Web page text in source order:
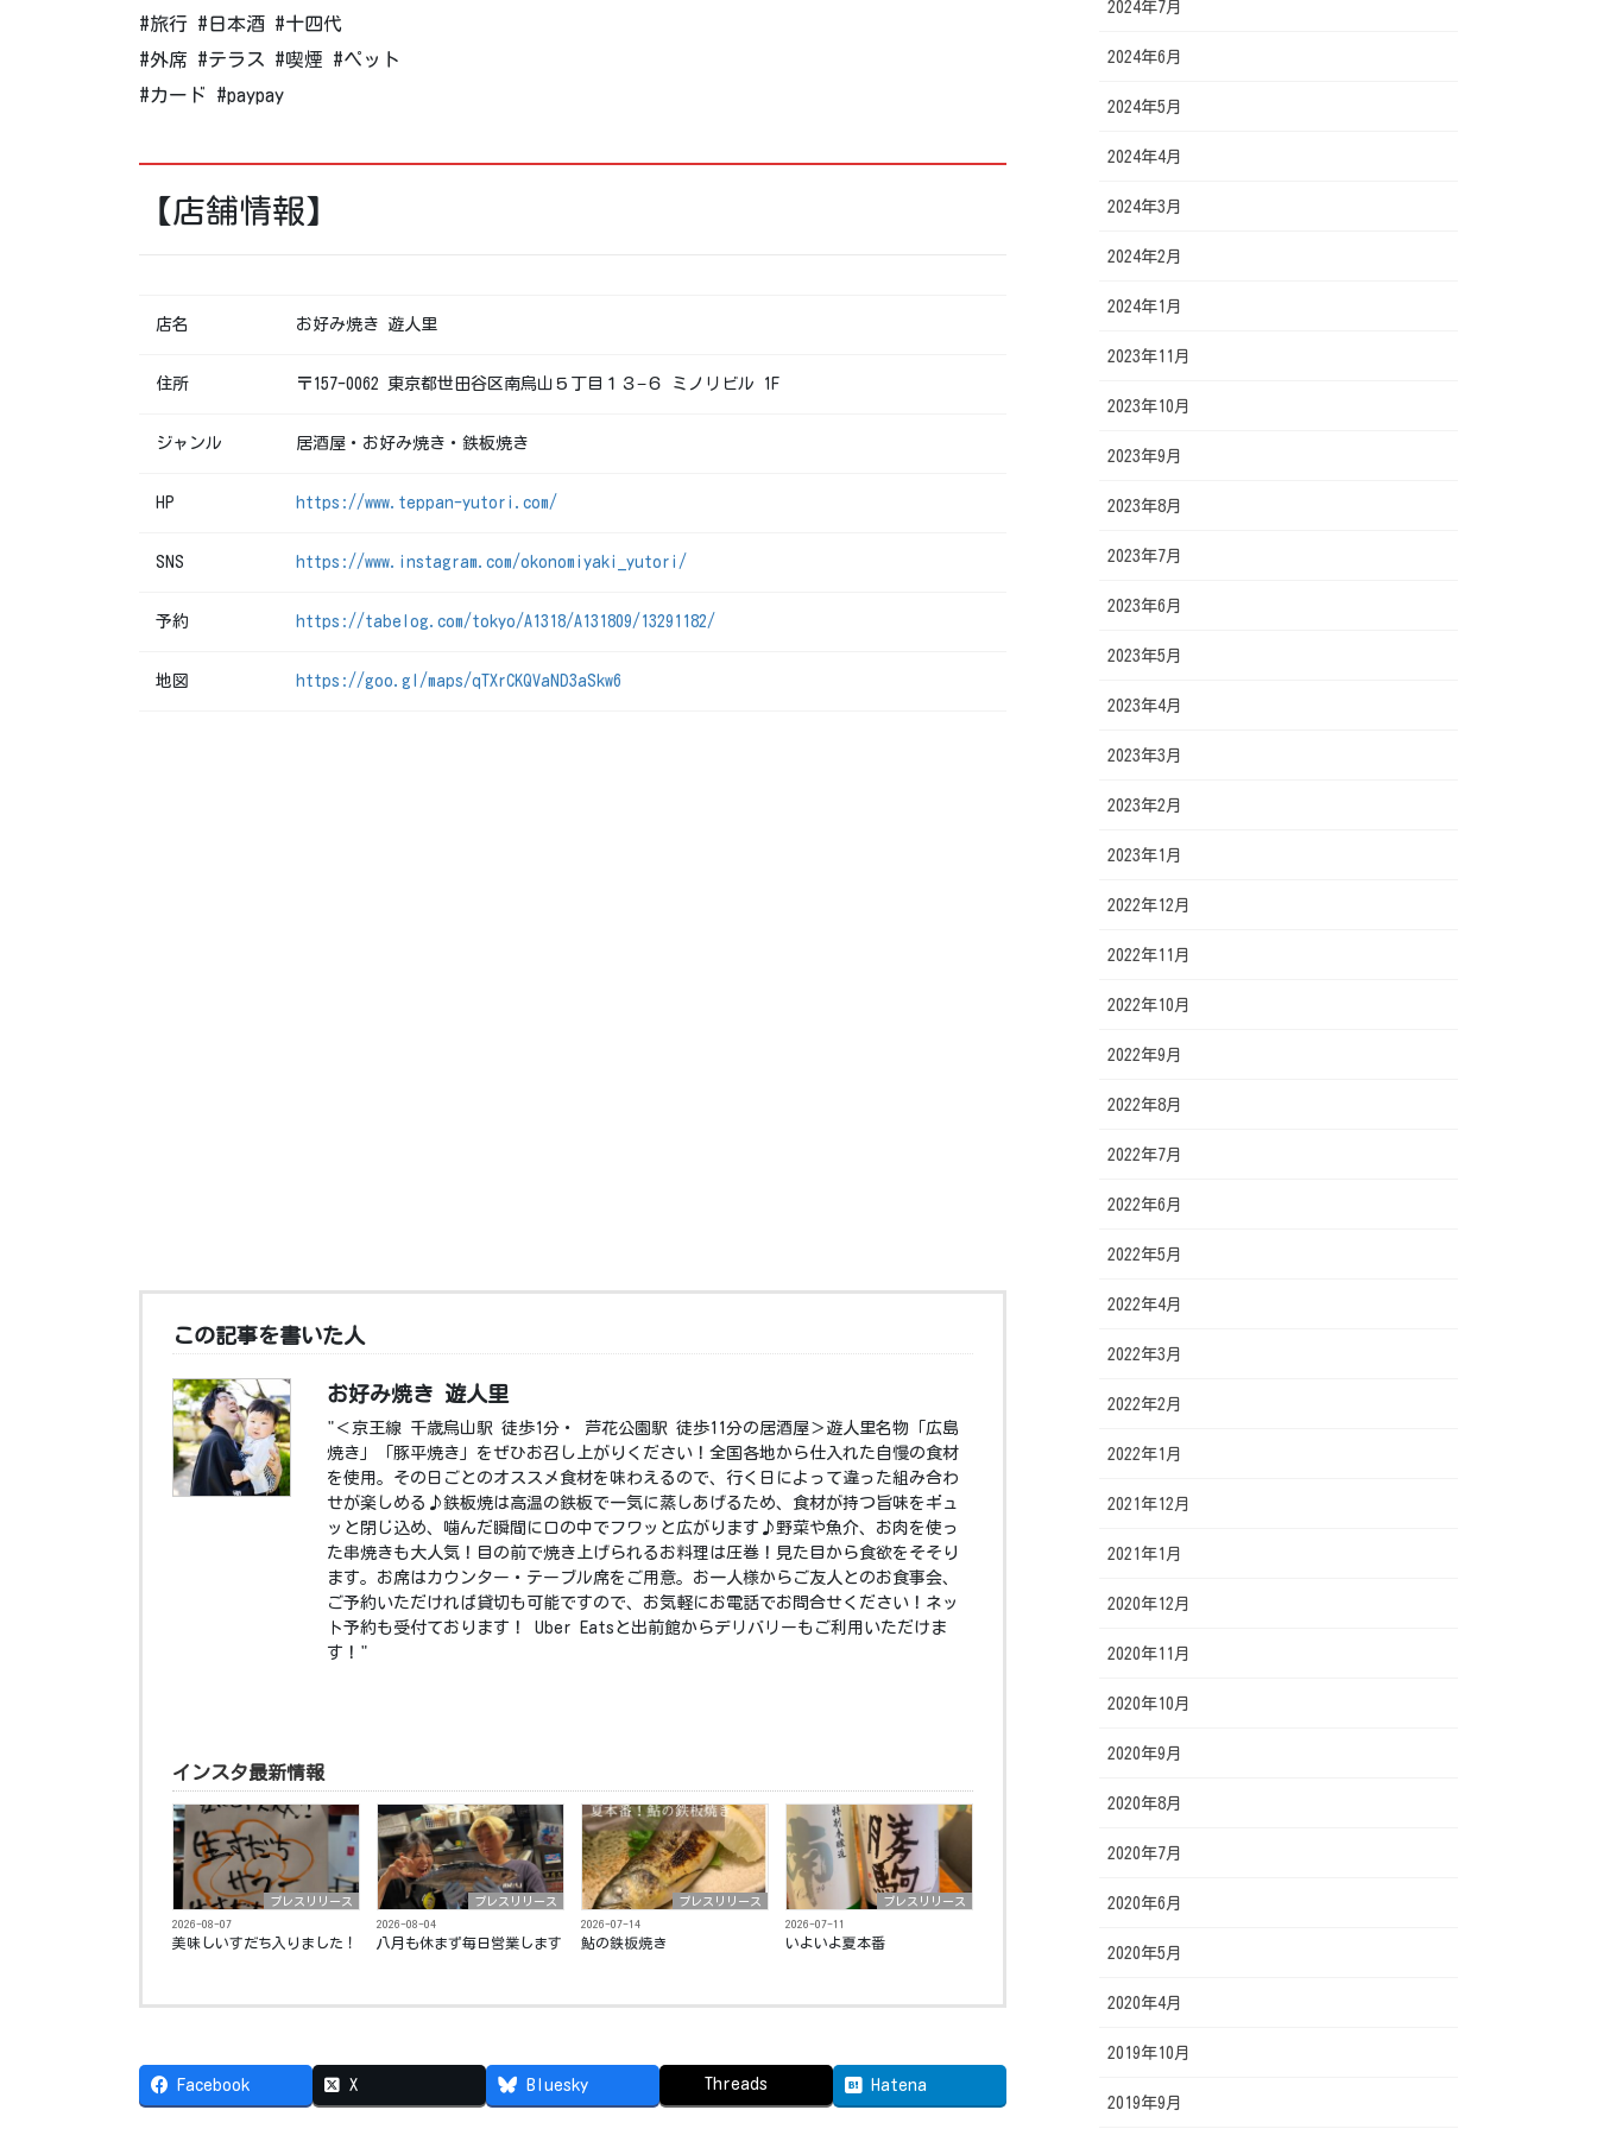
#旅行 #日本酒 #十四代
#外席 #テラス #喫煙 #ペット
#カード #paypay
【店舗情報】
店名 お好み焼き 遊人里
住所 〒157-0062 東京都世田谷区南烏山５丁目１３−６ ミノリビル 1F
ジャンル 居酒屋・お好み焼き・鉄板焼き
HP https://www.teppan-yutori.com/
SNS https://www.instagram.com/okonomiyaki_yutori/
予約 https://tabelog.com/tokyo/A1318/A131809/13291182/
地図 https://goo.gl/maps/qTXrCKQVaND3aSkw6
この記事を書いた人
お好み焼き 遊人里
"＜京王線 千歳烏山駅 徒歩1分・ 芦花公園駅 徒歩11分の居酒屋＞遊人里名物「広島
焼き」「豚平焼き」をぜひお召し上がりください！全国各地から仕入れた自慢の食材
を使用。その日ごとのオススメ食材を味わえるので、行く日によって違った組み合わ
せが楽しめる♪鉄板焼は高温の鉄板で一気に蒸しあげるため、食材が持つ旨味をギュ
ッと閉じ込め、噛んだ瞬間に口の中でフワッと広がります♪野菜や魚介、お肉を使っ
た串焼きも大人気！目の前で焼き上げられるお料理は圧巻！見た目から食欲をそそり
ます。お席はカウンター・テーブル席をご用意。お一人様からご友人とのお食事会、
ご予約いただければ貸切も可能ですので、お気軽にお電話でお問合せください！ネッ
ト予約も受付ております！ Uber Eatsと出前館からデリバリーもご利用いただけま
す！"
インスタ最新情報
プレスリリース
2026-08-07
美味しいすだち入りました！
プレスリリース
2026-08-04
八月も休まず毎日営業します️
プレスリリース
2026-07-14
鮎の鉄板焼き ⁡
プレスリリース
2026-07-11
いよいよ夏本番️ ⁡
Facebook X Bluesky Threads Hatena
2024年7月
2024年6月
2024年5月
2024年4月
2024年3月
2024年2月
2024年1月
2023年11月
2023年10月
2023年9月
2023年8月
2023年7月
2023年6月
2023年5月
2023年4月
2023年3月
2023年2月
2023年1月
2022年12月
2022年11月
2022年10月
2022年9月
2022年8月
2022年7月
2022年6月
2022年5月
2022年4月
2022年3月
2022年2月
2022年1月
2021年12月
2021年1月
2020年12月
2020年11月
2020年10月
2020年9月
2020年8月
2020年7月
2020年6月
2020年5月
2020年4月
2019年10月
2019年9月